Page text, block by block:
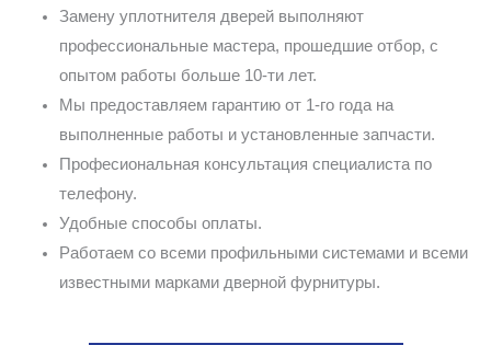
Замену уплотнителя дверей выполняют
профессиональные мастера, прошедшие отбор, с
опытом работы больше 10-ти лет.
Мы предоставляем гарантию от 1-го года на
выполненные работы и установленные запчасти.
Професиональная консультация специалиста по
телефону.
Удобные способы оплаты.
Работаем со всеми профильными системами и всеми
известными марками дверной фурнитуры.